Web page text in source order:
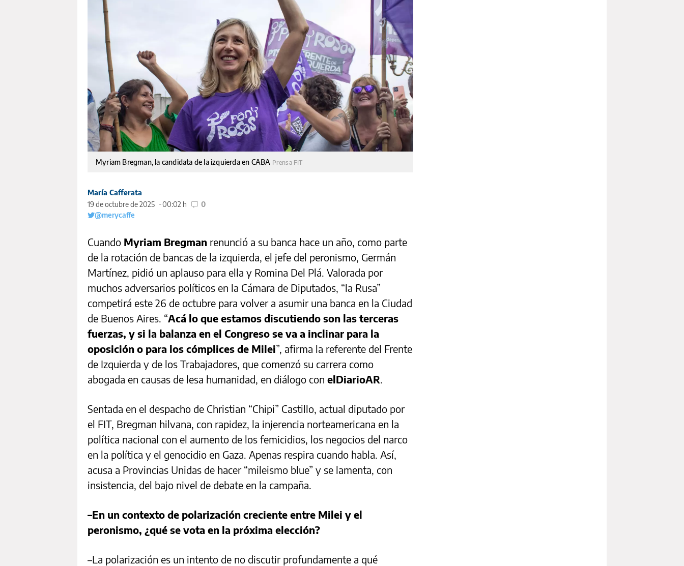
Myriam Bregman, la candidata de la izquierda en CABA Prensa FIT
María Cafferata
19 de octubre de 2025
00:02 h
0
@merycaffe
Cuando Myriam Bregman renunció a su banca hace un año, como parte
de la rotación de bancas de la izquierda, el jefe del peronismo, Germán
Martínez, pidió un aplauso para ella y Romina Del Plá. Valorada por
muchos adversarios políticos en la Cámara de Diputados, “la Rusa”
competirá este 26 de octubre para volver a asumir una banca en la Ciudad
de Buenos Aires. “Acá lo que estamos discutiendo son las terceras
fuerzas, y si la balanza en el Congreso se va a inclinar para la
oposición o para los cómplices de Milei”, afirma la referente del Frente
de Izquierda y de los Trabajadores, que comenzó su carrera como
abogada en causas de lesa humanidad, en diálogo con elDiarioAR.
Sentada en el despacho de Christian “Chipi” Castillo, actual diputado por
el FIT, Bregman hilvana, con rapidez, la injerencia norteamericana en la
política nacional con el aumento de los femicidios, los negocios del narco
en la política y el genocidio en Gaza. Apenas respira cuando habla. Así,
acusa a Provincias Unidas de hacer “mileismo blue” y se lamenta, con
insistencia, del bajo nivel de debate en la campaña.
–En un contexto de polarización creciente entre Milei y el
peronismo, ¿qué se vota en la próxima elección?
–La polarización es un intento de no discutir profundamente a qué